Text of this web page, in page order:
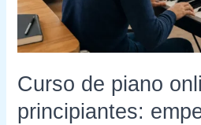
Curso de piano
principiantes:
desde
cero